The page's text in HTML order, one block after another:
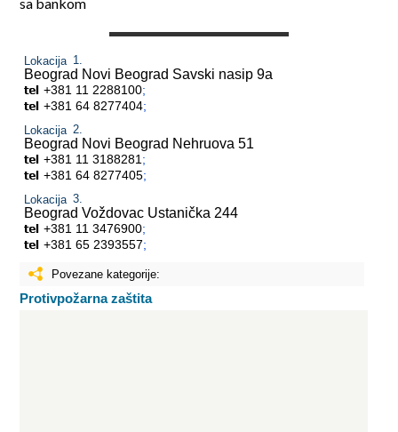
Lokacija
Beograd Novi Beograd Savski nasip 9a
+381 11 2288100;
+381 64 8277404;
Lokacija
Beograd Novi Beograd Nehruova 51
+381 11 3188281 ;
+381 64 8277405;
Lokacija
Beograd Voždovac Ustanička 244
+381 11 3476900;
+381 65 2393557;
Povezane kategorije:
Protivpožarna zaštita